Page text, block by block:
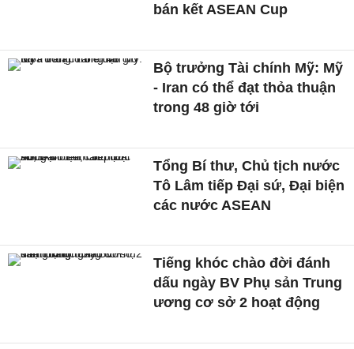
bán kết ASEAN Cup
Bộ trưởng Tài chính Mỹ: Mỹ
- Iran có thể đạt thỏa thuận
trong 48 giờ tới
Tổng Bí thư, Chủ tịch nước
Tô Lâm tiếp Đại sứ, Đại biện
các nước ASEAN
Tiếng khóc chào đời đánh
dấu ngày BV Phụ sản Trung
ương cơ sở 2 hoạt động